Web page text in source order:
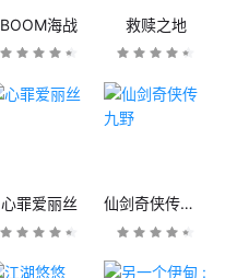
BOOM海战 救赎之地
心罪爱丽丝 仙剑奇侠传九野